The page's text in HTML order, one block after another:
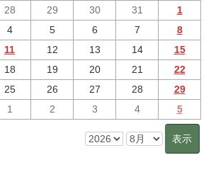
28 29 30 31
1
4 5 6 7
8
11 12 13 14
15
18 19 20 21
22
25 26 27 28
29
1 2 3 4 5